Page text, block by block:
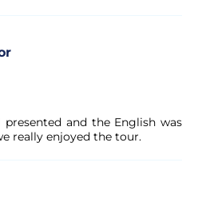
and the English was
really enjoyed the tour.